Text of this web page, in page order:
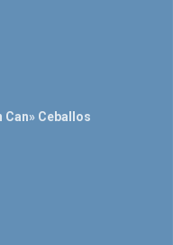
Can» Ceballos